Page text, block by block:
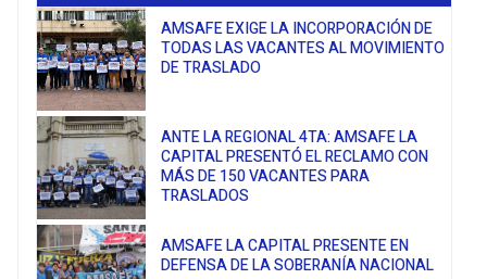
AMSAFE EXIGE LA INCORPORACIÓN DE
TODAS LAS VACANTES AL MOVIMIENTO
DE TRASLADO
ANTE LA REGIONAL 4TA: AMSAFE LA
CAPITAL PRESENTÓ EL RECLAMO CON
MÁS DE 150 VACANTES PARA
TRASLADOS
AMSAFE LA CAPITAL PRESENTE EN
DEFENSA DE LA SOBERANÍA NACIONAL